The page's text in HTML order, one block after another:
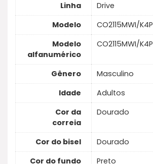
Linha
Drive
Modelo
CO2115MWI/K4P
Modelo
alfanumérico
CO2115MWI/K4P
Gênero
Masculino
Idade
Adultos
Cor da
correia
Dourado
Cor do bisel
Dourado
Cor do fundo
Preto